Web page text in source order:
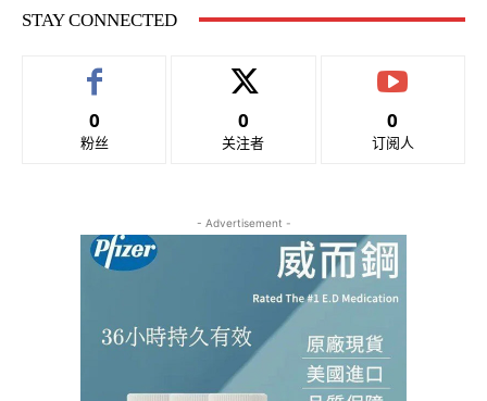
STAY CONNECTED
0
粉丝
0
关注者
0
订阅人
- Advertisement -